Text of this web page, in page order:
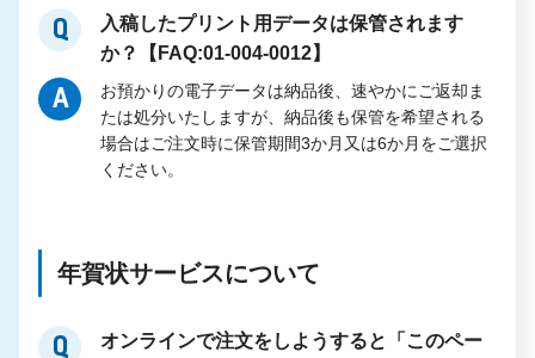
Q
入稿したプリント用データは保管されます
か？【FAQ:01-004-0012】
A
お預かりの電子データは納品後、速やかにご返却ま
たは処分いたしますが、納品後も保管を希望される
場合はご注文時に保管期間3か月又は6か月をご選択
ください。
年賀状サービスについて
Q
オンラインで注文をしようすると「このペー